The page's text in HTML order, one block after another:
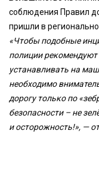
соблюдения Правил
пришли в
«Чтобы подобные
полиции
устанавливать на
необходимо
дорогу только по
безопасности – не
и осторожность!», —